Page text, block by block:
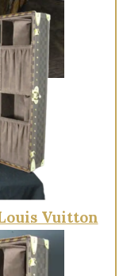
Vuitton